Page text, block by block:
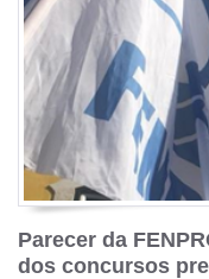
Parecer da
dos concursos